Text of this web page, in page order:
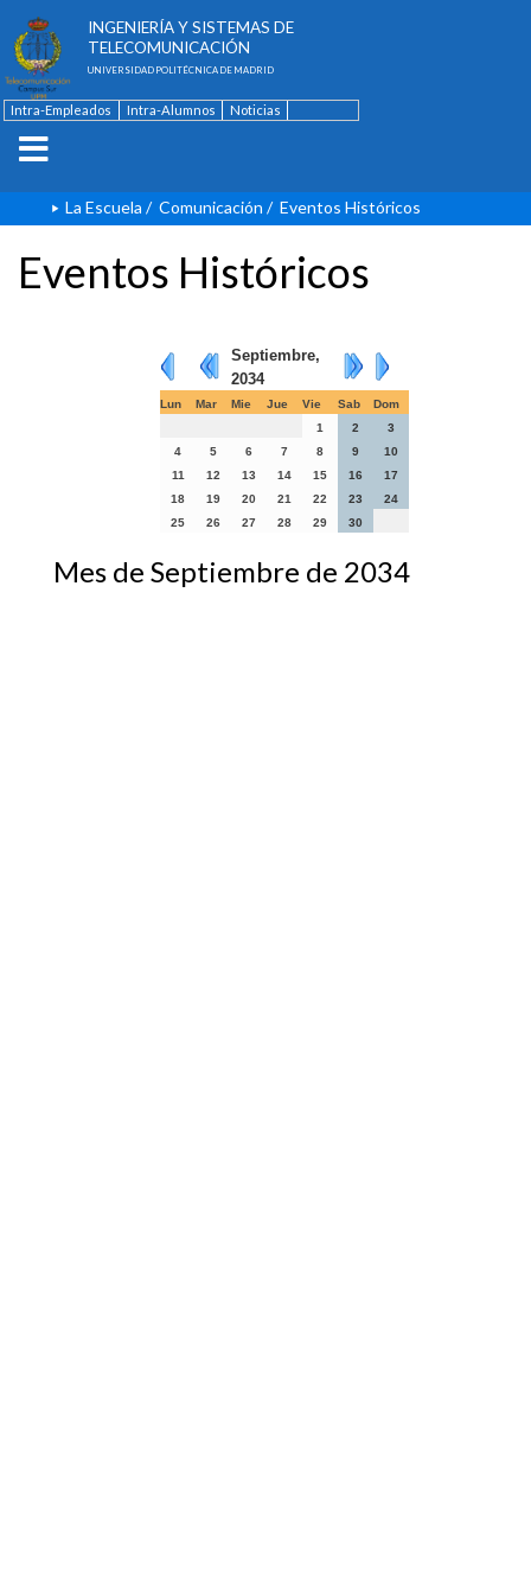
INGENIERÍA Y SISTEMAS DE
TELECOMUNICACIÓN
UNIVERSIDAD POLITÉCNICA DE MADRID
Intra-Empleados Intra-Alumnos
Noticias
La Escuela / Comunicación / Eventos Históricos
Eventos Históricos
Septiembre,
2034
Lun Mar Mie Jue Vie Sab
Dom
1
2
3
4
5 6 7 8 9
10
11
12 13 14 15 16
17
18
19 20 21 22 23
24
25
26 27 28 29 30
Mes de Septiembre de 2034